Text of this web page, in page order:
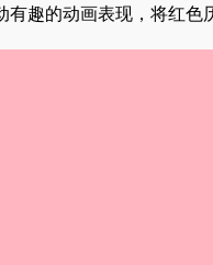
有趣的动画表现，将红色